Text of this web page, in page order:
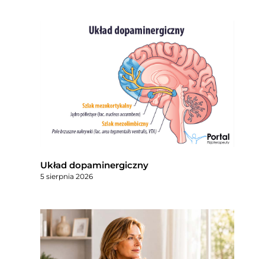
Układ dopaminergiczny
5 sierpnia 2026